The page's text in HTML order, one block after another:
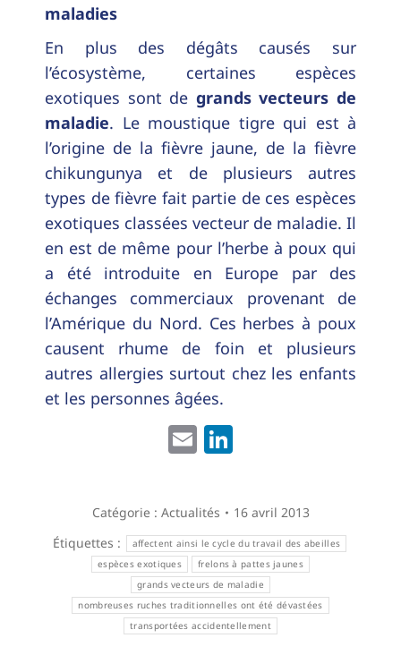
maladies
En plus des dégâts causés sur
l’écosystème, certaines espèces
exotiques sont de grands vecteurs de
maladie. Le moustique tigre qui est à
l’origine de la fièvre jaune, de la fièvre
chikungunya et de plusieurs autres
types de fièvre fait partie de ces espèces
exotiques classées vecteur de maladie. Il
en est de même pour l’herbe à poux qui
a été introduite en Europe par des
échanges commerciaux provenant de
l’Amérique du Nord. Ces herbes à poux
causent rhume de foin et plusieurs
autres allergies surtout chez les enfants
et les personnes âgées.
Email
Catégorie : Actualités
16 avril 2013
Étiquettes :
affectent ainsi le cycle du travail des abeilles
espèces exotiques
frelons à pattes jaunes
grands vecteurs de maladie
nombreuses ruches traditionnelles ont été dévastées
transportées accidentellement